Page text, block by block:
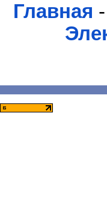
Главная -